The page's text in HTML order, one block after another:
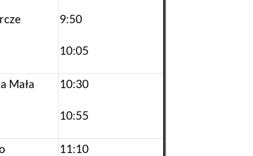
9:50
10:05
Mała 10:30
10:55
11:10